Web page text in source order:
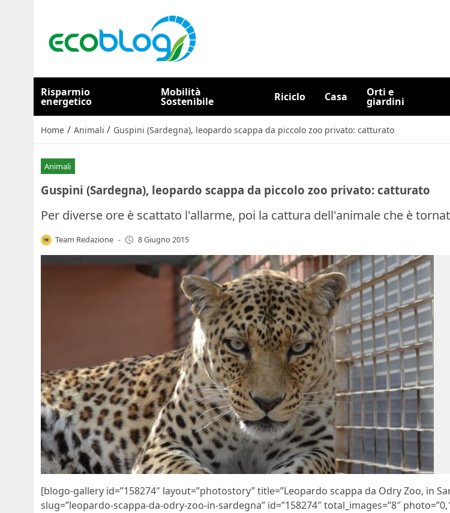
Risparmio
energetico
Mobilità
Sostenibile Riciclo Casa Orti e
giardini
Home / Animali / Guspini (Sardegna), leopardo scappa da piccolo zoo privato: catturato
Animali
Guspini (Sardegna), leopardo scappa da piccolo zoo privato: catturato
Per diverse ore è scattato l'allarme, poi la cattura dell'animale che è
Team Redazione - 8 Giugno 2015
[blogo-gallery id=”158274″ layout=”photostory” title=”Leopardo scappa da Odry Zoo, in
slug=”leopardo-scappa-da-odry-zoo-in-sardegna” id=”158274″ total_images=”8″